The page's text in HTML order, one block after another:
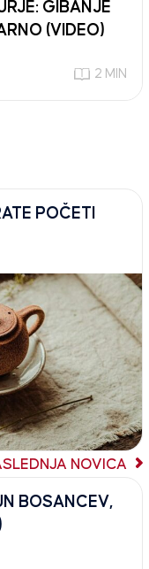
GIBANJE
(VIDEO)
2 MIN
POČETI
NOVICA
BOSANCEV,